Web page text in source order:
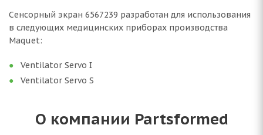
Сенсорный экран 6567239 разработан для использования
в следующих медицинских приборах производства
Maquet:
Ventilator Servo I
Ventilator Servo S
О компании Partsformed